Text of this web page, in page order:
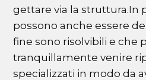
gettare via la struttura.In
possono anche essere
fine sono risolvibili e che
tranquillamente venire
specializzati in modo da